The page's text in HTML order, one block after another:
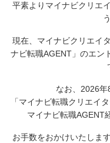
平素よりマイナビクリエ
現在、マイナビクリエイ
ナビ転職AGENT」のエン
なお、2026
「マイナビ転職クリエイ
マイナビ転職AGENT
お手数をおかけいたしま